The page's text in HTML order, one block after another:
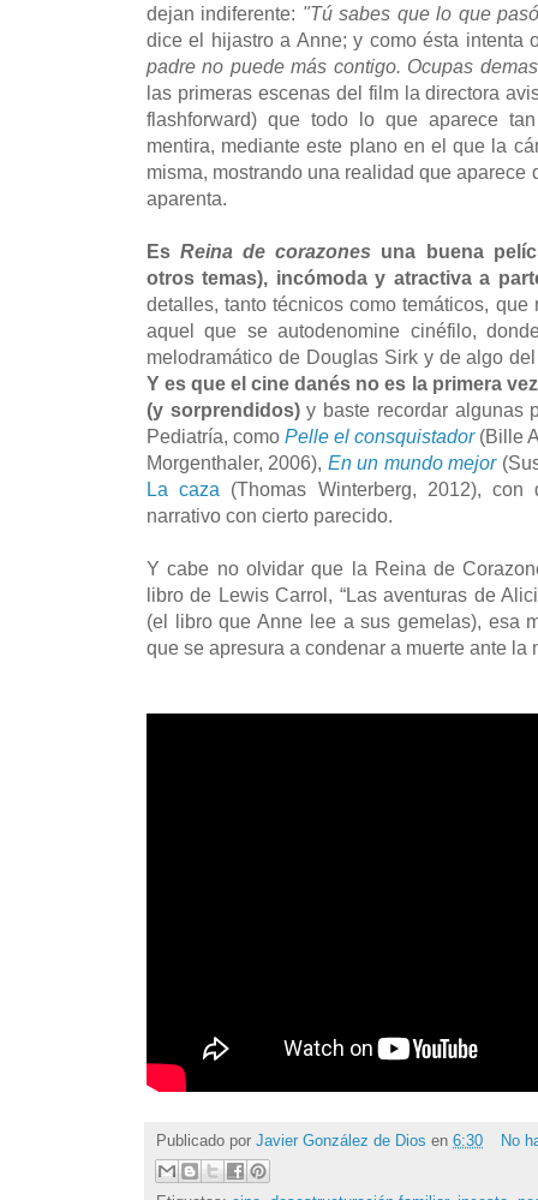
dejan indiferente: "Tú sabes que lo que
dice el hijastro a Anne; y como ésta intenta
padre no puede más contigo. Ocupas
las primeras escenas del film la directora
flashforward) que todo lo que aparece
mentira, mediante este plano en el que la
misma, mostrando una realidad que aparece
aparenta.
EsReina de corazones una buena
otros temas), incómoda y atractiva a
detalles, tanto técnicos como temáticos,
aquel que se autodenomine cinéfilo,
melodramático de Douglas Sirk y de algo
Y es que el cine danés no es la primera
(y sorprendidos)y baste recordar algunas
Pediatría, como Pelle el consquistador(Bille
Morgenthaler, 2006), En un mundo mejor
La caza (Thomas Winterberg, 2012),
narrativo con cierto parecido.
Y cabe no olvidar que la Reina de
libro de Lewis Carrol, “Las aventuras de
(el libro que Anne lee a sus gemelas), esa
que se apresura a condenar a muerte ante la
Publicado por Javier González de Dios en 6:30 No